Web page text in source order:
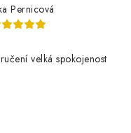
Pernicová
velká spokojenost